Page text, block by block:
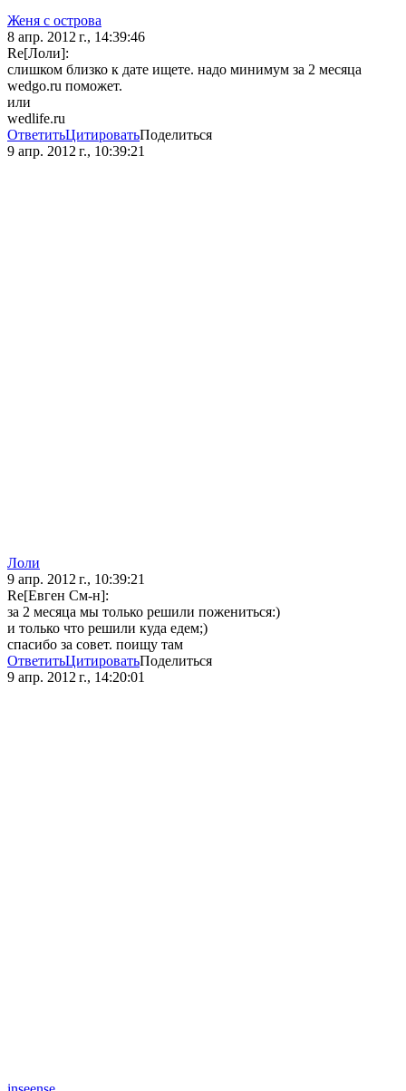
Женя с острова
8 апр. 2012 г., 14:39:46
Re[Лоли]:
слишком близко к дате ищете. надо минимум за 2 месяца
wedgo.ru поможет.
или
wedlife.ru
ОтветитьЦитироватьПоделиться
9 апр. 2012 г., 10:39:21
Лоли
9 апр. 2012 г., 10:39:21
Re[Евген См-н]:
за 2 месяца мы только решили пожениться:)
и только что решили куда едем;)
спасибо за совет. поищу там
ОтветитьЦитироватьПоделиться
9 апр. 2012 г., 14:20:01